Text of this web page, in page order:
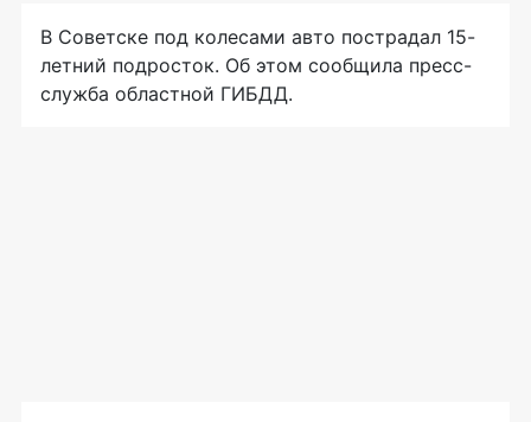
В Советске под колесами авто пострадал 15-
летний подросток. Об этом сообщила пресс-
служба областной ГИБДД.